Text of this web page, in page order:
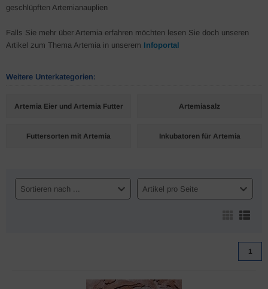
geschlüpften Artemianauplien
Falls Sie mehr über Artemia erfahren möchten lesen Sie doch unseren
Artikel zum Thema Artemia in unserem Infoportal
Weitere Unterkategorien:
Artemia Eier und Artemia Futter Artemiasalz
Futtersorten mit Artemia Inkubatoren für Artemia
Sortieren nach ... Artikel pro Seite
1